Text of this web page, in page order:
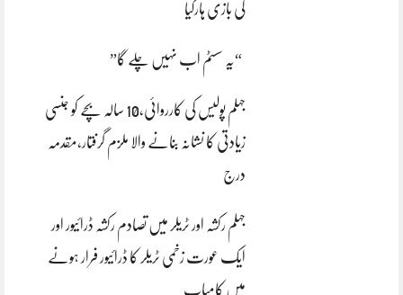
کی بازی ہارگیا
“یہ سسٹم اب نہیں چلے گا”
جہلم پولیس کی کارروائی،10 سالہ بچے کو جنسی
زیادتی کا نشانہ بنانے والا ملزم گرفتار،مقدمہ
درج
جہلم رکشہ اور ٹریلر میں تصادم رکشہ ڈرائیور اور
ایک عورت زخمی ٹریلر کا ڈرائیور فرار ہونے
میں کامیاب